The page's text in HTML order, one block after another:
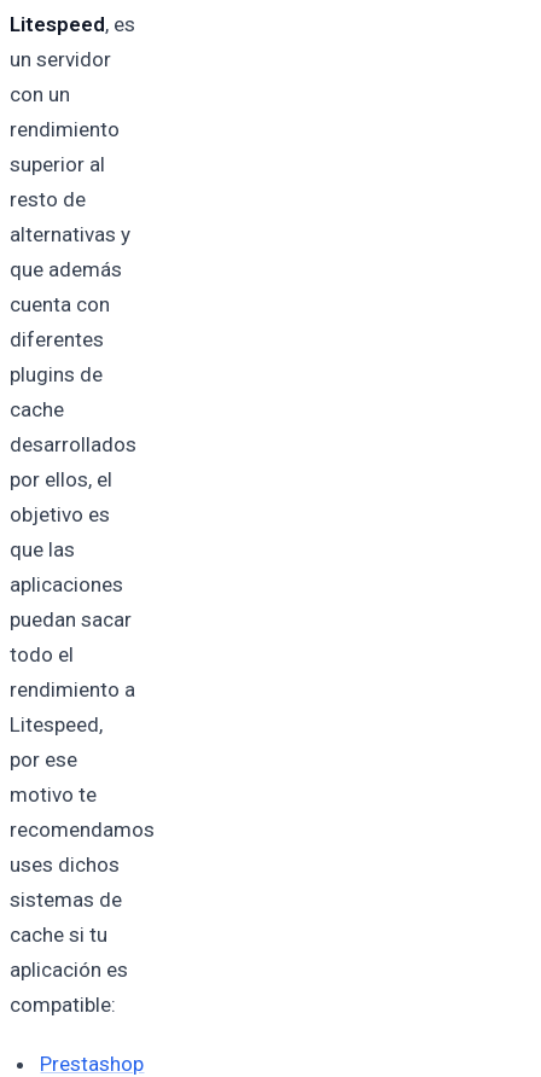
Litespeed, es
un servidor
con un
rendimiento
superior al
resto de
alternativas y
que además
cuenta con
diferentes
plugins de
cache
desarrollados
por ellos, el
objetivo es
que las
aplicaciones
puedan sacar
todo el
rendimiento a
Litespeed,
por ese
motivo te
recomendamos
uses dichos
sistemas de
cache si tu
aplicación es
compatible:
Prestashop